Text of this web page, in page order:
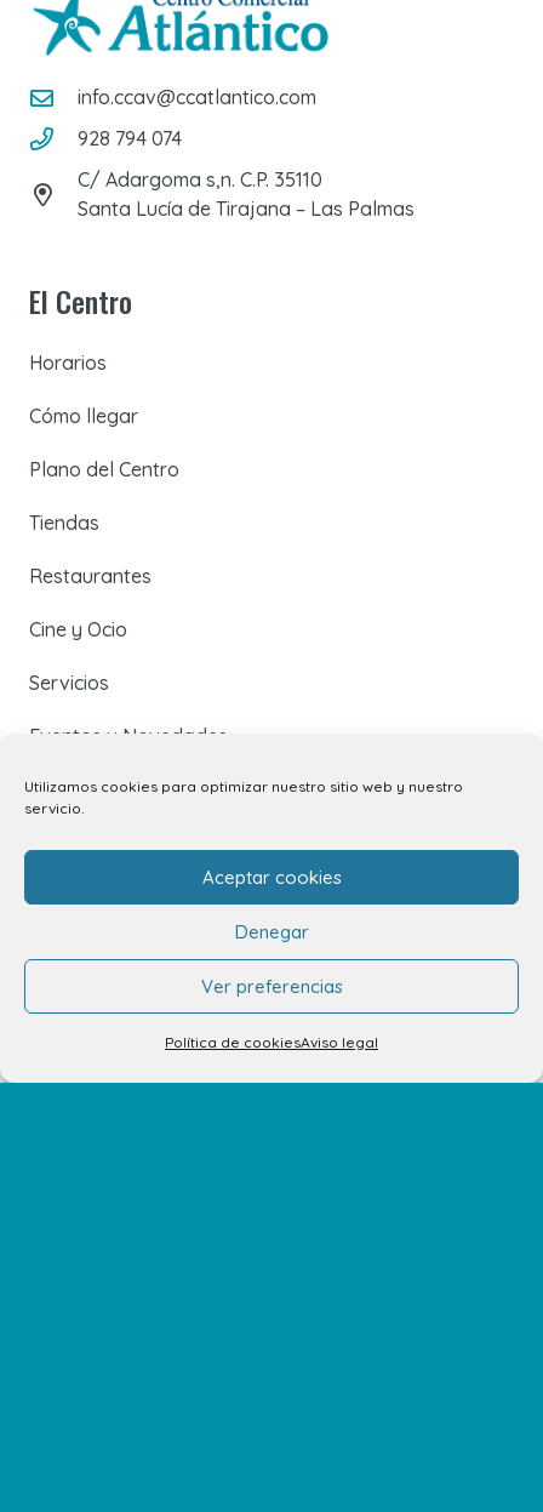
Utilizamos cookies para optimizar nuestro sitio web y nuestro
servicio.
Aceptar cookies
Denegar
Ver preferencias
Política de cookiesAviso legal
info.ccav@ccatlantico.com
928 794 074
C/ Adargoma s,n. C.P. 35110
Santa Lucía de Tirajana – Las Palmas
El Centro
Horarios
Cómo llegar
Plano del Centro
Tiendas
Restaurantes
Cine y Ocio
Servicios
Eventos y Novedades
Contacto
Tu opinión nos importa